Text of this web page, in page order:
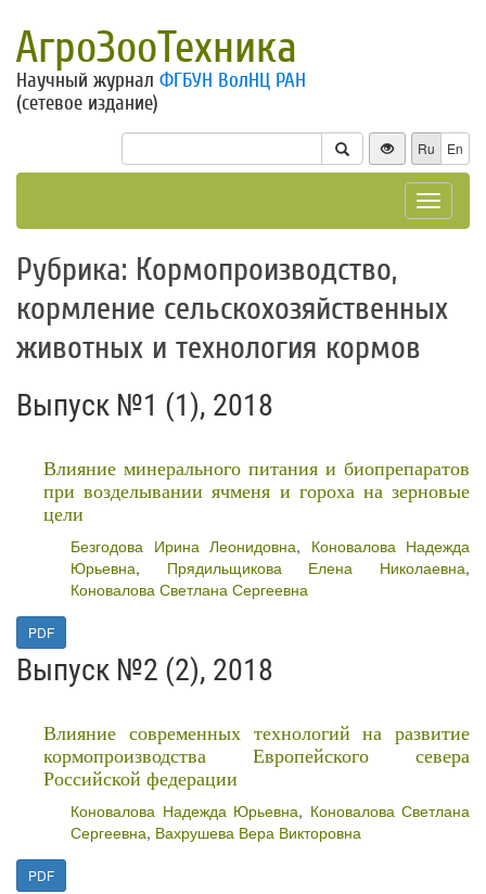
АгроЗооТехника
Научный журнал ФГБУН ВолНЦ РАН
(сетевое издание)
Ru En
Toggle
Рубрика: Кормопроизводство,
кормление сельскохозяйственных
животных и технология кормов
Выпуск №1 (1), 2018
Влияние минерального питания и биопрепаратов
при возделывании ячменя и гороха на зерновые
цели
Безгодова Ирина Леонидовна, Коновалова Надежда
Юрьевна, Прядильщикова Елена Николаевна,
Коновалова Светлана Сергеевна
PDF
Выпуск №2 (2), 2018
Влияние современных технологий на развитие
кормопроизводства Европейского севера
Российской федерации
Коновалова Надежда Юрьевна, Коновалова Светлана
Сергеевна, Вахрушева Вера Викторовна
PDF